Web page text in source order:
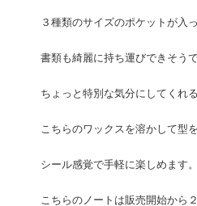
３種類のサイズのポケットが入
書類も綺麗に持ち運びできそうで
ちょっと特別な気分にしてくれ
こちらのワックスを溶かして型
シール感覚で手軽に楽しめます。
こちらのノートは販売開始から２